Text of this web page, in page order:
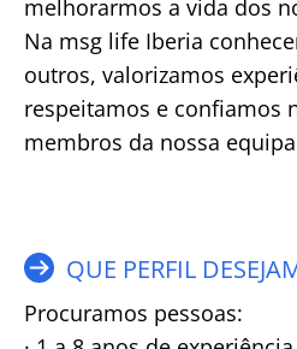
melhorarmos a vida dos
Na msg life Iberia
outros, valorizamos
respeitamos e confiamos
membros da nossa
QUE PERFIL
Procuramos pessoas: